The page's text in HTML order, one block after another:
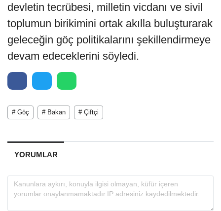
devletin tecrübesi, milletin vicdanı ve sivil
toplumun birikimini ortak akılla buluşturarak
geleceğin göç politikalarını şekillendirmeye
devam edeceklerini söyledi.
# Göç # Bakan # Çiftçi
YORUMLAR